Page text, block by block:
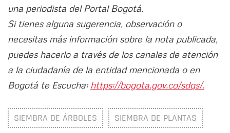
una periodista del Portal Bogotá.
Si tienes alguna sugerencia, observación o
necesitas más información sobre la nota publicada,
puedes hacerlo a través de los canales de atención
a la ciudadanía de la entidad mencionada o en
Bogotá te Escucha: https://bogota.gov.co/sdqs/.
SIEMBRA DE ÁRBOLES SIEMBRA DE PLANTAS